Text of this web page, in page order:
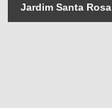
Jardim Santa Rosa